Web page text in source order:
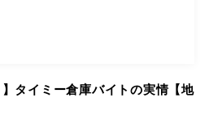
タイミー倉庫バイトの実情【地